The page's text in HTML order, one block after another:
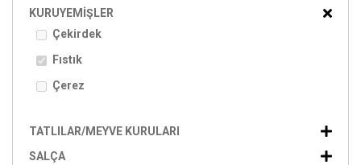
KURUYEMIŞLER
Çekirdek
Fıstık
Çerez
TATLILAR/MEYVE KURULARI
SALÇA